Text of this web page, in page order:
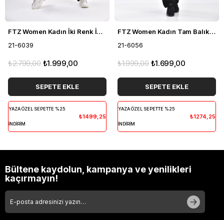
FTZ Women Kadın İki Renk İkili Takım Siyah 21-6039
21-6039
₺1.999,00
₺2.799,00
SEPETE EKLE
YAZA ÖZEL SEPETTE %25
İNDİRİM
₺1499,25
FTZ Women Kadın Tam Balıkçı İkili Takım Siyah 21-6056
21-6056
₺1.699,00
₺1.999,00
SEPETE EKLE
YAZA ÖZEL SEPETTE %25
İNDİRİM
₺1274,25
Bültene kaydolun, kampanya ve yenilikleri
kaçırmayın!